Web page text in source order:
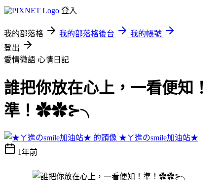
登入
我的部落格 我的部落格後台
我的帳號
登出
愛情微語 心情日記
誰把你放在心上，一看便知！
準！✿✿⊱╮
★ㄚ進のsmile加油站★
1年前